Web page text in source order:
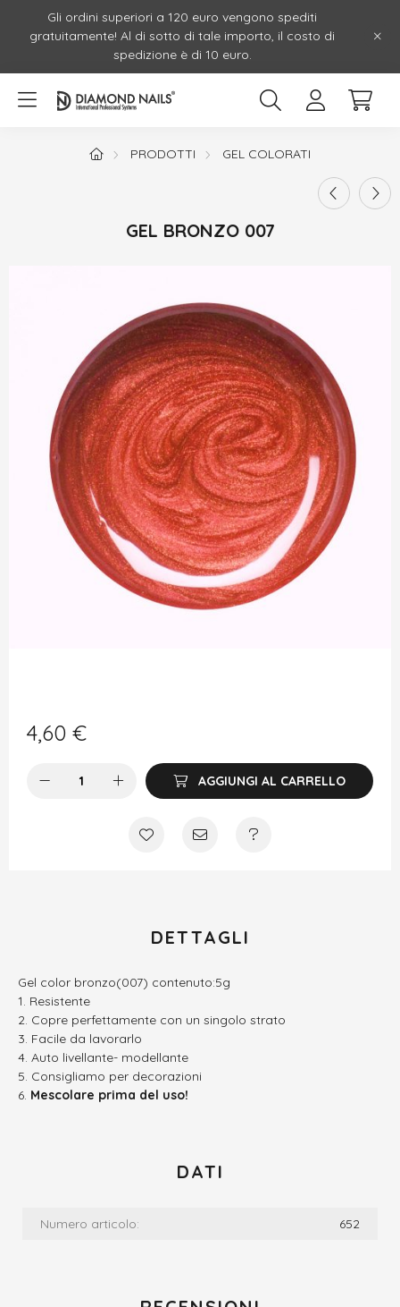
Gli ordini superiori a 120 euro vengono spediti
gratuitamente! Al di sotto di tale importo, il costo di
spedizione è di 10 euro.
PRODOTTI GEL COLORATI
GEL BRONZO 007
4,60 €
AGGIUNGI AL CARRELLO
DETTAGLI
Gel color bronzo(007) contenuto:5g
Resistente
Copre perfettamente con un singolo strato
Facile da lavorarlo
Auto livellante- modellante
Consigliamo per decorazioni
Mescolare prima del uso!
DATI
Numero articolo: 652